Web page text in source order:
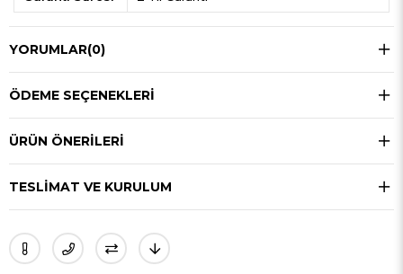
YORUMLAR(0)
ÖDEME SEÇENEKLERI
ÜRÜN ÖNERILERI
TESLIMAT VE KURULUM